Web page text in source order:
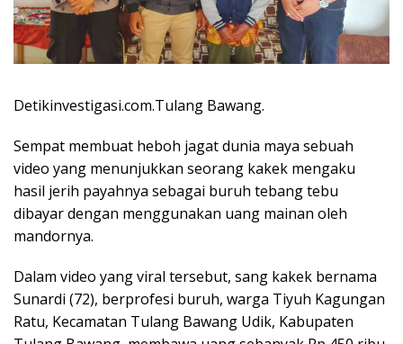
Detikinvestigasi.com.Tulang Bawang.
Sempat membuat heboh jagat dunia maya sebuah
video yang menunjukkan seorang kakek mengaku
hasil jerih payahnya sebagai buruh tebang tebu
dibayar dengan menggunakan uang mainan oleh
mandornya.
Dalam video yang viral tersebut, sang kakek bernama
Sunardi (72), berprofesi buruh, warga Tiyuh Kagungan
Ratu, Kecamatan Tulang Bawang Udik, Kabupaten